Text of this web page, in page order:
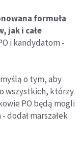
formuła
jak i całe
i kandydatom -
o tym, aby
wszystkich, którzy
PO będą mogli
dodał marszałek